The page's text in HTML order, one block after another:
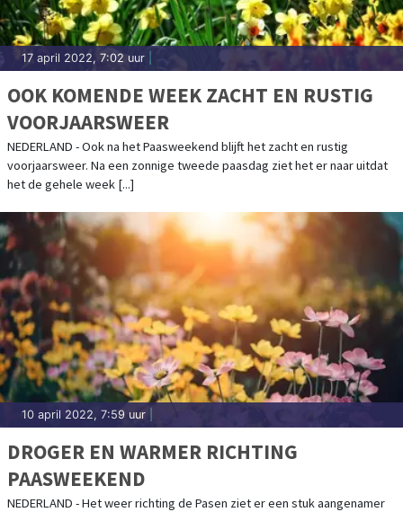
17 april 2022, 7:02 uur
OOK KOMENDE WEEK ZACHT EN RUSTIG
VOORJAARSWEER
NEDERLAND - Ook na het Paasweekend blijft het zacht en rustig
voorjaarsweer. Na een zonnige tweede paasdag ziet het er naar uitdat
het de gehele week [...]
10 april 2022, 7:59 uur
DROGER EN WARMER RICHTING
PAASWEEKEND
NEDERLAND - Het weer richting de Pasen ziet er een stuk aangenamer